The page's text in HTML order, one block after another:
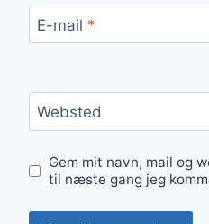
E-mail *
Websted
Gem mit navn, mail og
til næste gang jeg